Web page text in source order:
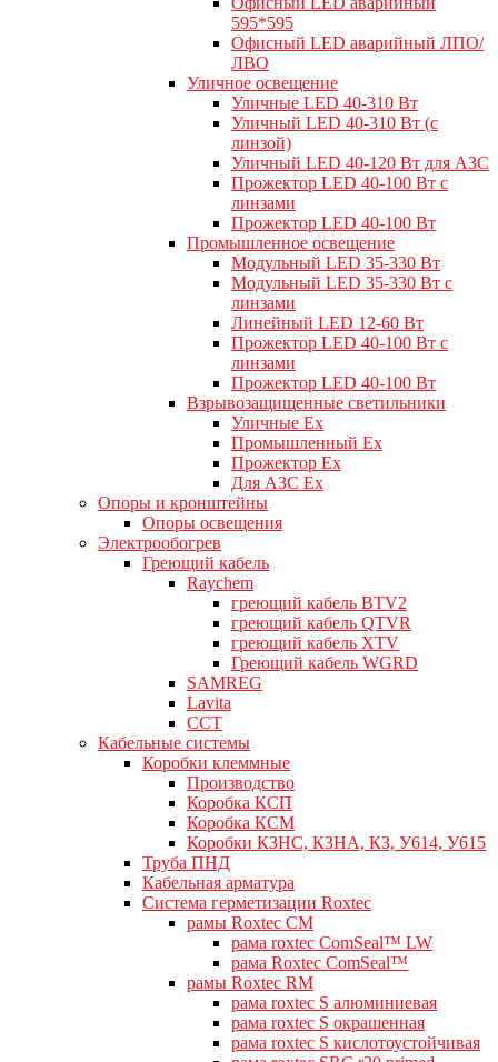
595*595
Офисный LED аварийный ЛПО/
ЛВО
Уличное освещение
Уличные LED 40-310 Вт
Уличный LED 40-310 Вт (с
линзой)
Уличный LED 40-120 Вт для АЗС
Прожектор LED 40-100 Вт с
линзами
Прожектор LED 40-100 Вт
Промышленное освещение
Модульный LED 35-330 Вт
Модульный LED 35-330 Вт с
линзами
Линейный LED 12-60 Вт
Прожектор LED 40-100 Вт с
линзами
Прожектор LED 40-100 Вт
Взрывозащищенные светильники
Уличные Ex
Промышленный Ex
Прожектор Ex
Для АЗС Ex
Опоры и кронштейны
Опоры освещения
Электрообогрев
Греющий кабель
Raychem
греющий кабель BTV2
греющий кабель QTVR
греющий кабель XTV
Греющий кабель WGRD
SAMREG
Lavita
CCT
Кабельные системы
Коробки клеммные
Производство
Коробка КСП
Коробка КСМ
Коробки КЗНС, КЗНА, КЗ, У614, У615
Труба ПНД
Кабельная арматура
Система герметизации Roxtec
рамы Roxtec CM
рама roxtec ComSeal™ LW
рама Roxtec ComSeal™
рамы Roxtec RM
рама roxtec S алюминиевая
рама roxtec S окрашенная
рама roxtec S кислотоустойчивая